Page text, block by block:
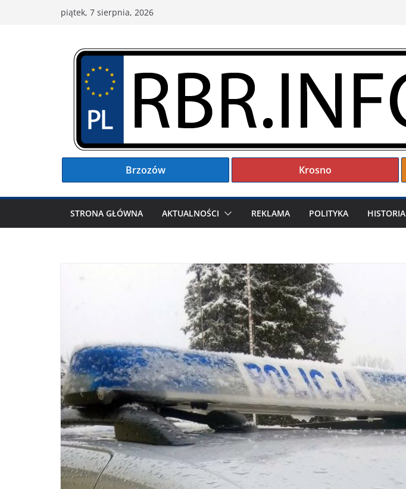
piątek, 7 sierpnia, 2026
Brzozów Krosno
STRONA GŁÓWNA AKTUALNOŚCI REKLAMA POLITYKA HISTORIA